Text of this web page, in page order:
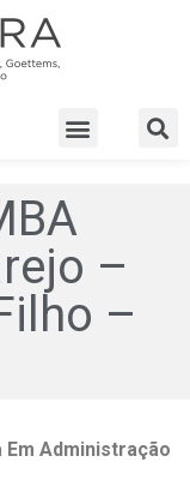
–
–
Em Administração